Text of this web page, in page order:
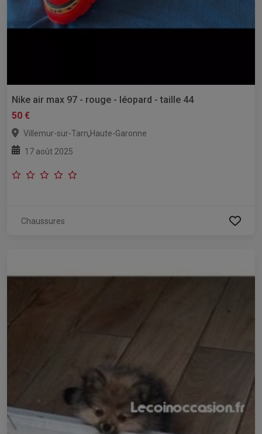
Nike air max 97 - rouge - léopard - taille 44
50 €
Villemur-sur-Tarn,Haute-Garonne
17 août 2025
Chaussures